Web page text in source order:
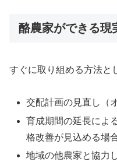
酪農家ができる現
すぐに取り組める方法と
交配計画の見直し（
育成期間の延長によ
格改善が見込める場
地域の他農家と協力